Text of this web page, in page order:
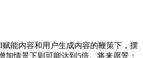
能内容和用户生成内容的鞭策下，摆
情景下则可能达到5倍。将来愿景：